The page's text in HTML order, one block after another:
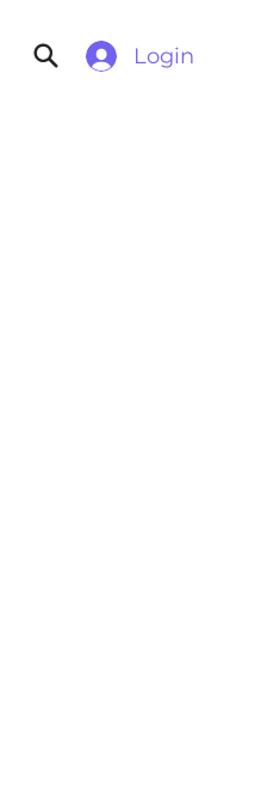
Login